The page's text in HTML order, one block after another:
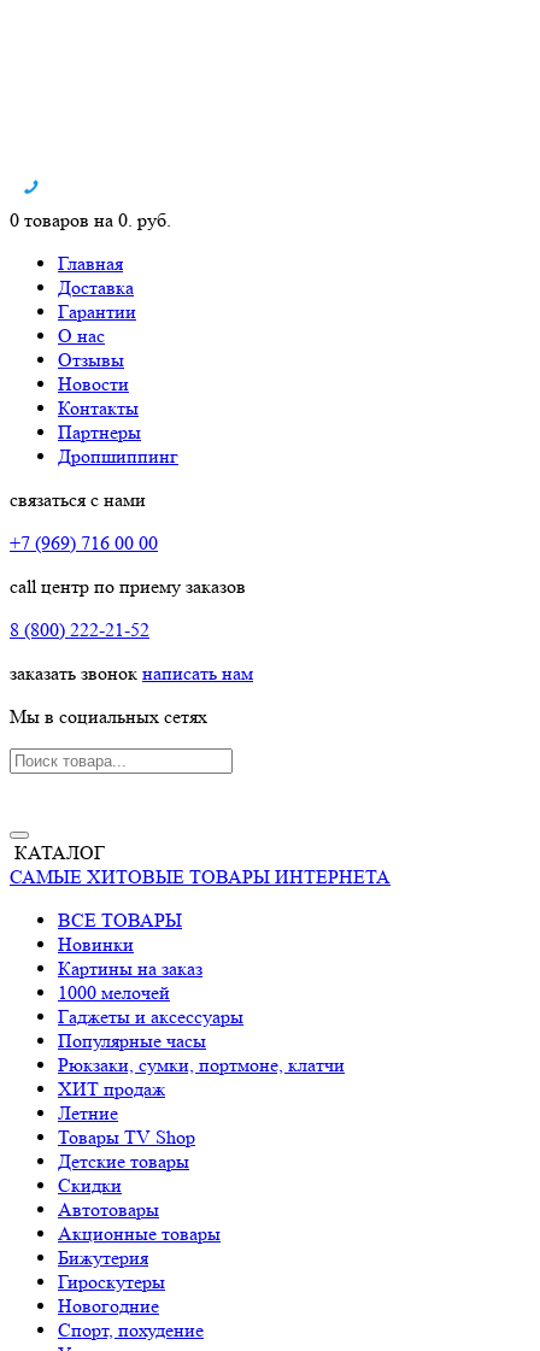
0 товаров на 0. руб.
Главная
Доставка
Гарантии
О нас
Отзывы
Новости
Контакты
Партнеры
Дропшиппинг
связаться с нами
+7 (969) 716 00 00
call центр по приему заказов
8 (800) 222-21-52
заказать звонок написать нам
Мы в социальных сетях
КАТАЛОГ
САМЫЕ ХИТОВЫЕ ТОВАРЫ ИНТЕРНЕТА
ВСЕ ТОВАРЫ
Новинки
Картины на заказ
1000 мелочей
Гаджеты и аксессуары
Популярные часы
Рюкзаки, сумки, портмоне, клатчи
ХИТ продаж
Летние
Товары TV Shop
Детские товары
Cкидки
Автотовары
Акционные товары
Бижутерия
Гироскутеры
Новогодние
Спорт, похудение